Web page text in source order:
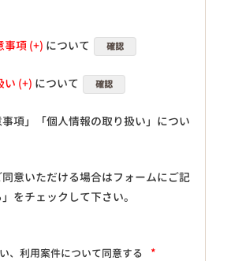
事項 について 確認
い について 確認
事項」「個人情報の取り扱い」につい
意いただける場合はフォームにご記
をチェックして下さい。
、利用案件について同意する *